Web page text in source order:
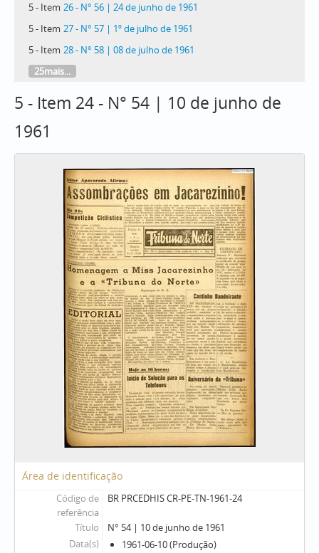
5 - Item 26 - N° 56 | 24 de junho de 1961
5 - Item 27 - N° 57 | 1º de julho de 1961
5 - Item 28 - N° 58 | 08 de julho de 1961
25mais...
5 - Item 24 - N° 54 | 10 de junho de
1961
Área de identificação
Código de
referência
BR PRCEDHIS CR-PE-TN-1961-24
Título
N° 54 | 10 de junho de 1961
Data(s)
1961-06-10 (Produção)